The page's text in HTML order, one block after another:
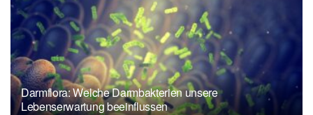
Darmflora: Welche Darmbakterien unsere
Lebenserwartung beeinflussen